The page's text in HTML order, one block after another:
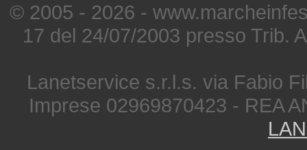
© 2005 - 2026 -
17 del 24/07/2003 presso Trib.
Lanetservice s.r.l.s. via Fabio
Imprese 02969870423 - REA